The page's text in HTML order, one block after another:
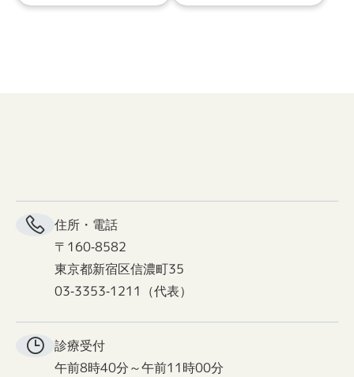
住所・電話
〒160-8582
東京都新宿区信濃町35
03-3353-1211（代表）
診療受付
午前8時40分～午前11時00分